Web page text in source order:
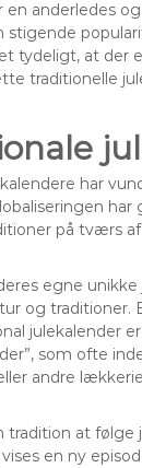
en anderledes
stigende
tydeligt, at der
traditionelle
har
på tværs
egne
og traditioner.
julekalender
som ofte
andre
tradition at følge
en ny